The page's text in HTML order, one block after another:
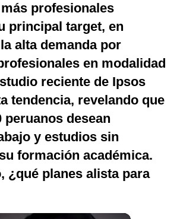
profesionales
principal target, en
alta demanda por
en modalidad
reciente de Ipsos
tendencia, revelando que
peruanos desean
y estudios sin
formación académica.
¿qué planes alista para